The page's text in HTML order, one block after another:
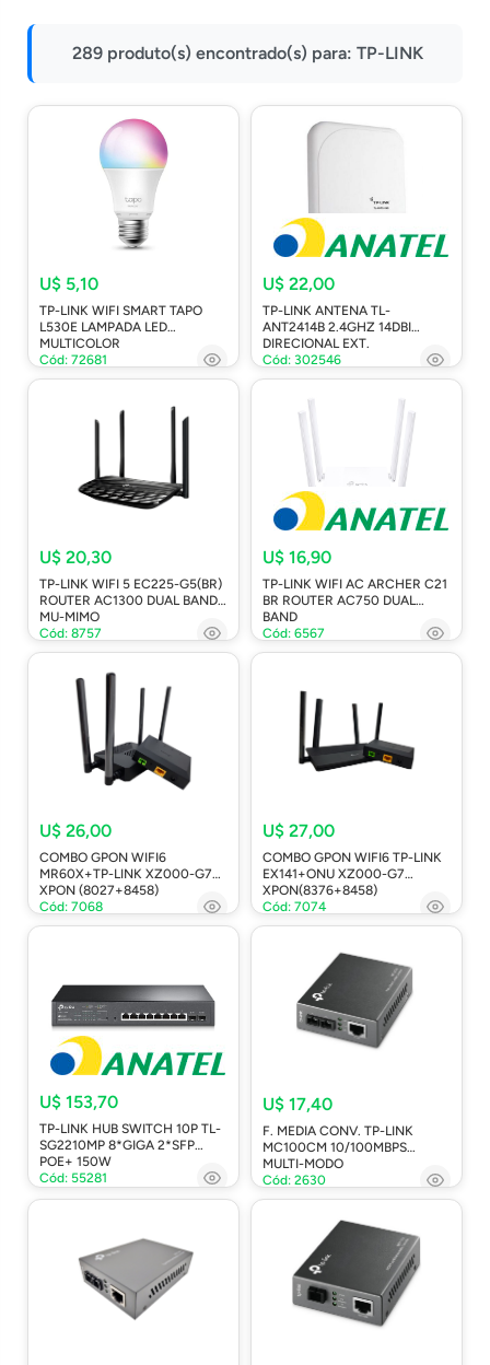
Onu Epon
Ubiquiti
Ferramentas-Tools
289 produto(s) encontrado(s) para: TP-LINK
U$ 5,10
TP-LINK WIFI SMART TAPO
L530E LAMPADA LED
MULTICOLOR
Cód: 72681
U$ 22,00
TP-LINK ANTENA TL-
ANT2414B 2.4GHZ 14DBI
DIRECIONAL EXT.
Cód: 302546
U$ 20,30
TP-LINK WIFI 5 EC225-G5(BR)
ROUTER AC1300 DUAL BAND
MU-MIMO
Cód: 8757
U$ 16,90
TP-LINK WIFI AC ARCHER C21
BR ROUTER AC750 DUAL
BAND
Cód: 6567
U$ 26,00
COMBO GPON WIFI6
MR60X+TP-LINK XZ000-G7
XPON (8027+8458)
Cód: 7068
U$ 27,00
COMBO GPON WIFI6 TP-LINK
EX141+ONU XZ000-G7
XPON(8376+8458)
Cód: 7074
U$ 153,70
TP-LINK HUB SWITCH 10P TL-
SG2210MP 8*GIGA 2*SFP
POE+ 150W
Cód: 55281
U$ 17,40
F. MEDIA CONV. TP-LINK
MC100CM 10/100MBPS
MULTI-MODO
Cód: 2630